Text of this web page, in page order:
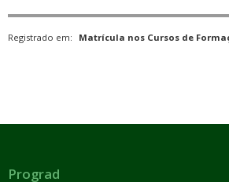
Registrado em: Matrícula nos Cursos de
Prograd